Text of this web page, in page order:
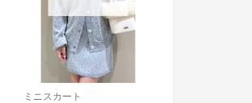
ミニスカート